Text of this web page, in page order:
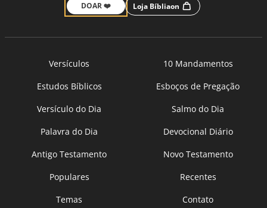
DOAR ❤️ Loja Bíbliaon
Versículos
10 Mandamentos
Estudos Bíblicos
Esboços de Pregação
Versículo do Dia
Salmo do Dia
Palavra do Dia
Devocional Diário
Antigo Testamento
Novo Testamento
Populares
Recentes
Temas
Contato